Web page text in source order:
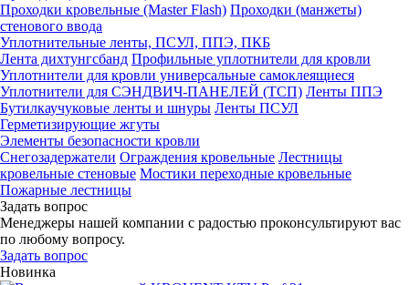
Проходки кровельные (Master Flash) Проходки (манжеты)
стенового ввода
Уплотнительные ленты, ПСУЛ, ППЭ, ПКБ
Лента дихтунгсбанд Профильные уплотнители для кровли
Уплотнители для кровли универсальные самоклеящиеся
Уплотнители для СЭНДВИЧ-ПАНЕЛЕЙ (ТСП) Ленты ППЭ
Бутилкаучуковые ленты и шнуры Ленты ПСУЛ
Герметизирующие жгуты
Элементы безопасности кровли
Снегозадержатели Ограждения кровельные Лестницы
кровельные стеновые Мостики переходные кровельные
Пожарные лестницы
Задать вопрос
Менеджеры нашей компании с радостью проконсультируют вас
по любому вопросу.
Задать вопрос
Новинка